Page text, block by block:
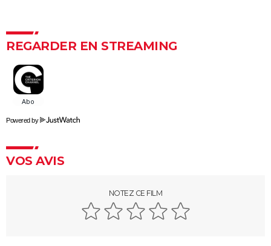
Camus par François Ozon ? L'avis des critiques
son mari ? Ce qu'en dit la réalisatrice Justine Triet
Les Evadés : synopsis, histoire vraie, casting,
Voyage au bout de l'enfer
Benedetta : le film troublant avec Virginie Efira est-il
inspiré d'une histoire vraie ?
presque personne ne l'a remarquée
Borgo : intrigue, histoire vraie, casting, avis... Les infos
REGARDER EN STREAMING
Powered by
VOS AVIS
NOTEZ CE FILM